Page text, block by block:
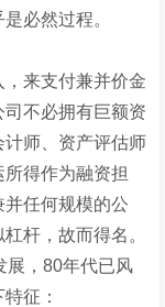
必然过程。
来支付兼并价金
不必拥有巨额资
师、资产评估师
得作为融资担
任何规模的公
杆，故而得名。
展，80年代已风
征：